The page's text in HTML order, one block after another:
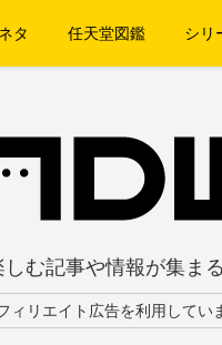
タ 任天堂図鑑 シリ
む記事や情報が集ま
ィリエイト広告を利用してい